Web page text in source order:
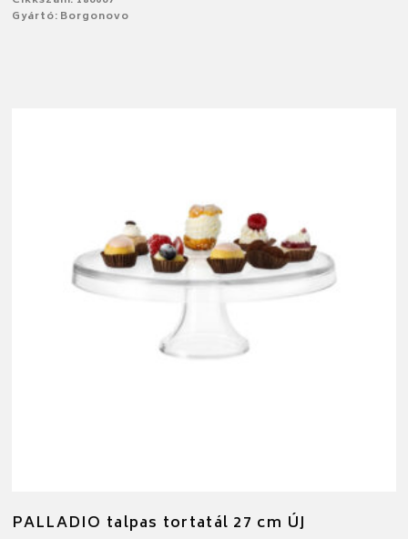
Gyártó: Borgonovo
PALLADIO talpas tortatál 27 cm ÚJ